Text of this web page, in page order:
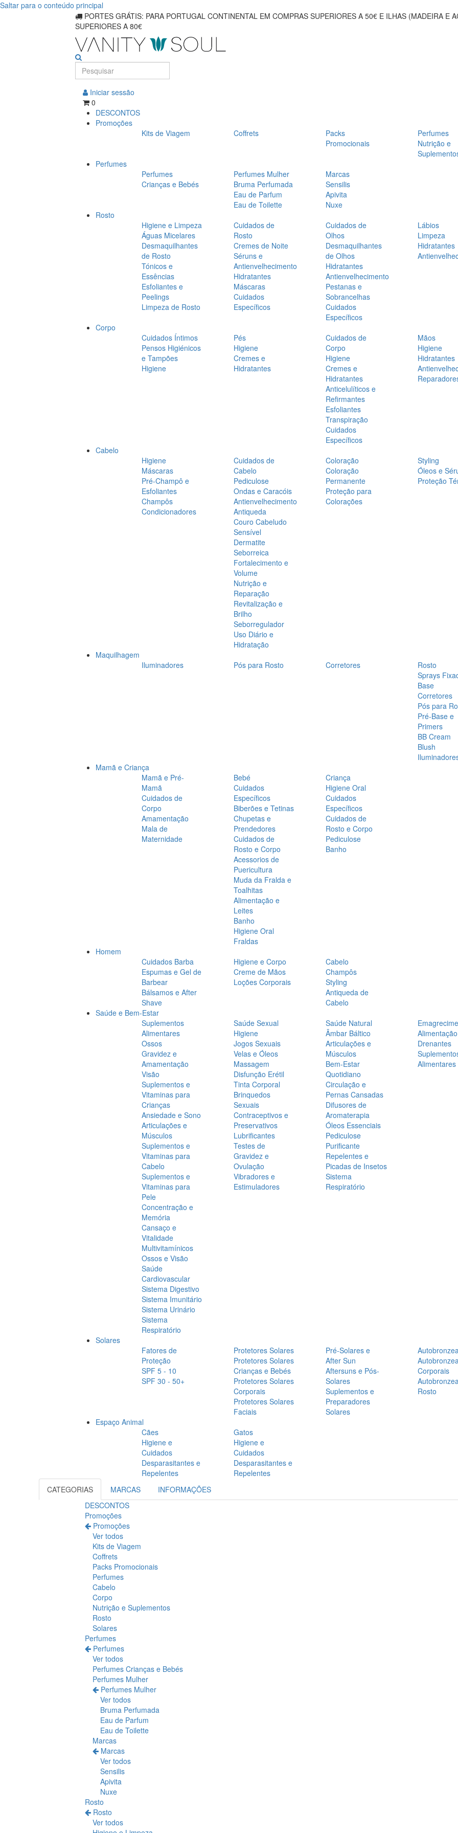
Saltar para o conteúdo principal
hidratantes
PORTES GRÁTIS: PARA PORTUGAL CONTINENTAL EM COMPRAS SUPERIORES A 50€ E ILHAS (MADEIRA E
SUPERIORES A 80€
Iniciar sessão
0
DESCONTOS
Promoções
Kits de Viagem
Coffrets
Packs
Promocionais
Perfumes
Nutrição e
Perfumes
Perfumes
Crianças e Bebés
Perfumes Mulher
Bruma Perfumada
Eau de Parfum
Eau de Toilette
Marcas
Sensilis
Apivita
Nuxe
Rosto
Higiene e Limpeza
Águas Micelares
Desmaquilhantes
de Rosto
Tónicos e
Essências
Esfoliantes e
Peelings
Limpeza de Rosto
Cuidados de
Rosto
Cremes de Noite
Séruns e
Antienvelhecimento
Hidratantes
Máscaras
Cuidados
Específicos
Cuidados de
Olhos
Desmaquilhantes
de Olhos
Hidratantes
Antienvelhecimento
Pestanas e
Sobrancelhas
Cuidados
Específicos
Lábios
Limpeza
Hidratantes
Corpo
Cuidados Íntimos
Pensos Higiénicos
e Tampões
Higiene
Pés
Higiene
Cremes e
Hidratantes
Cuidados de
Corpo
Higiene
Cremes e
Hidratantes
Anticelulíticos e
Refirmantes
Esfoliantes
Transpiração
Cuidados
Específicos
Mãos
Higiene
Hidratantes
Cabelo
Higiene
Máscaras
Pré-Champô e
Esfoliantes
Champôs
Condicionadores
Cuidados de
Cabelo
Pediculose
Ondas e Caracóis
Antienvelhecimento
Antiqueda
Couro Cabeludo
Sensível
Dermatite
Seborreica
Fortalecimento e
Volume
Nutrição e
Reparação
Revitalização e
Brilho
Seborregulador
Uso Diário e
Hidratação
Coloração
Coloração
Permanente
Proteção para
Colorações
Styling
Óleos e
Proteção
Maquilhagem
Iluminadores
Pós para Rosto Corretores
Rosto
Sprays
Base
Corretores
Pós para
Pré-Base e
Primers
BB Cream
Blush
Mamã e Criança
Mamã e Pré-
Mamã
Cuidados de
Corpo
Amamentação
Mala de
Maternidade
Bebé
Cuidados
Específicos
Biberões e Tetinas
Chupetas e
Prendedores
Cuidados de
Rosto e Corpo
Acessorios de
Puericultura
Muda da Fralda e
Toalhitas
Alimentação e
Leites
Banho
Higiene Oral
Fraldas
Criança
Higiene Oral
Cuidados
Específicos
Cuidados de
Rosto e Corpo
Pediculose
Banho
Homem
Cuidados Barba
Espumas e Gel de
Barbear
Bálsamos e After
Shave
Higiene e Corpo
Creme de Mãos
Loções Corporais
Cabelo
Champôs
Styling
Antiqueda de
Cabelo
Saúde e Bem-Estar
Suplementos
Alimentares
Ossos
Gravidez e
Amamentação
Visão
Suplementos e
Vitaminas para
Crianças
Ansiedade e Sono
Articulações e
Músculos
Suplementos e
Vitaminas para
Cabelo
Suplementos e
Vitaminas para
Pele
Concentração e
Memória
Cansaço e
Vitalidade
Multivitamínicos
Ossos e Visão
Saúde
Cardiovascular
Sistema Digestivo
Sistema Imunitário
Sistema Urinário
Sistema
Respiratório
Saúde Sexual
Higiene
Jogos Sexuais
Velas e Óleos
Massagem
Disfunção Erétil
Tinta Corporal
Brinquedos
Sexuais
Contraceptivos e
Preservativos
Lubrificantes
Testes de
Gravidez e
Ovulação
Vibradores e
Estimuladores
Saúde Natural
Âmbar Báltico
Articulações e
Músculos
Bem-Estar
Quotidiano
Circulação e
Pernas Cansadas
Difusores de
Aromaterapia
Óleos Essenciais
Pediculose
Purificante
Repelentes e
Picadas de Insetos
Sistema
Respiratório
Alimentação
Drenantes
Alimentares
Solares
Fatores de
Proteção
SPF 5 - 10
SPF 30 - 50+
Protetores Solares
Protetores Solares
Crianças e Bebés
Protetores Solares
Corporais
Protetores Solares
Faciais
Pré-Solares e
After Sun
Aftersuns e Pós-
Solares
Suplementos e
Preparadores
Solares
Corporais
Rosto
Espaço Animal
Cães
Higiene e
Cuidados
Desparasitantes e
Repelentes
Gatos
Higiene e
Cuidados
Desparasitantes e
Repelentes
CATEGORIAS
MARCAS
INFORMAÇÕES
DESCONTOS
Promoções
Promoções
Ver todos
Kits de Viagem
Coffrets
Packs Promocionais
Perfumes
Cabelo
Corpo
Nutrição e Suplementos
Rosto
Solares
Perfumes
Perfumes
Ver todos
Perfumes Crianças e Bebés
Perfumes Mulher
Perfumes Mulher
Ver todos
Bruma Perfumada
Eau de Parfum
Eau de Toilette
Marcas
Marcas
Ver todos
Sensilis
Apivita
Nuxe
Rosto
Rosto
Ver todos